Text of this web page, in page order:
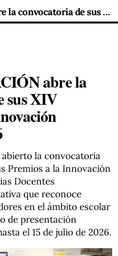
SIMO EDUCACIÓN abre la convocatoria de sus XIV Premios a la Innovación Educativa 2026
abre la
sus XIV
abierto la convocatoria
Premios a la Innovación
Docentes
que reconoce
en el ámbito escolar
de presentación
el 15 de julio de 2026.